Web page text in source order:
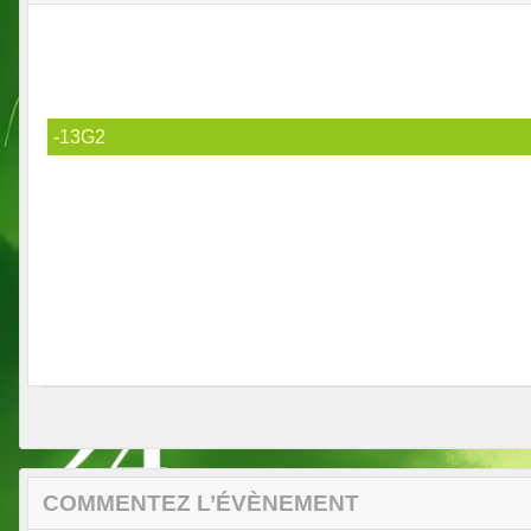
-13G2
COMMENTEZ L’ÉVÈNEMENT